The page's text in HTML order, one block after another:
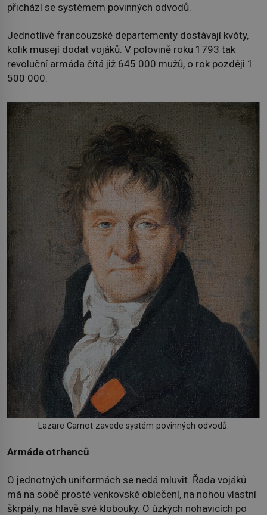
přichází se systémem povinných odvodů.
Jednotlivé francouzské departementy dostávají kvóty,
kolik musejí dodat vojáků. V polovině roku 1793 tak
revoluční armáda čítá již 645 000 mužů, o rok později 1
500 000.
Lazare Carnot zavede systém povinných odvodů.
Armáda otrhanců
O jednotných uniformách se nedá mluvit. Řada vojáků
má na sobě prosté venkovské oblečení, na nohou vlastní
škrpály, na hlavě své klobouky. O úzkých nohavicích po